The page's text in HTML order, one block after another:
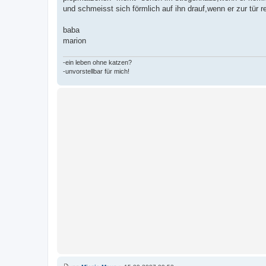
und schmeisst sich förmlich auf ihn drauf,wenn er zur tür
baba
marion
-ein leben ohne katzen?
-unvorstellbar für mich!